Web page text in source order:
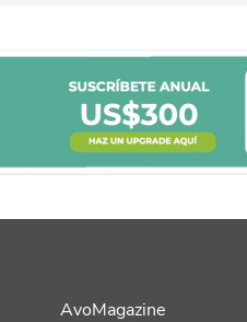
AvoMagazine